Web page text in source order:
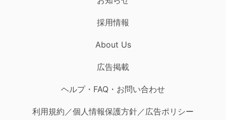
採用情報
About Us
広告掲載
ヘルプ・FAQ・お問い合わせ
利用規約／個人情報保護方針／広告ポリシー